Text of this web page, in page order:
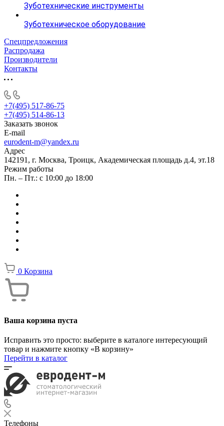
Зуботехнические инструменты
Зуботехническое оборудование
Спецпредложения
Распродажа
Производители
Контакты
+7(495) 517-86-75
+7(495) 514-86-13
Заказать звонок
E-mail
eurodent-m@yandex.ru
Адрес
142191, г. Москва, Троицк, Академическая площадь д.4, эт.18
Режим работы
Пн. – Пт.: с 10:00 до 18:00
0 Корзина
Ваша корзина пуста
Исправить это просто: выберите в каталоге интересующий
товар и нажмите кнопку «В корзину»
Перейти в каталог
Телефоны